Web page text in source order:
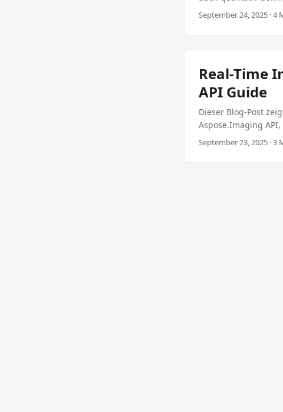
die Qualität zu
September 24, 2025 · 4
Real-Time
API Guide
Dieser Blog-Post
Aspose.Imaging
September 23, 2025 · 3